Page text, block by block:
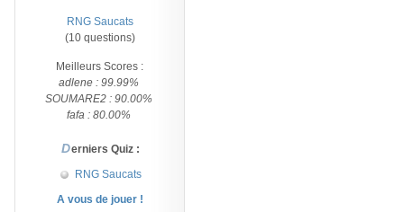
RNG Saucats
(10 questions)
Meilleurs Scores :
adlene : 99.99%
SOUMARE2 : 90.00%
fafa : 80.00%
Derniers Quiz :
RNG Saucats
A vous de jouer !